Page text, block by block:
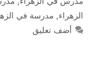
الزهراء, مدرسة في
أضف تعليق